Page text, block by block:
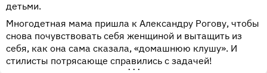
детьми.
Многодетная мама пришла к Александру Рогову, чтобы
снова почувствовать себя женщиной и вытащить из
себя, как она сама сказала, «домашнюю клушу». И
стилисты потрясающе справились с задачей!
•••